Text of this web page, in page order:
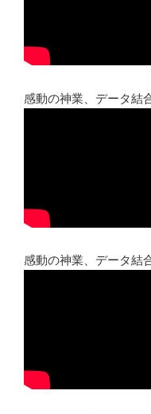
感動の神業、データ結
感動の神業、データ結